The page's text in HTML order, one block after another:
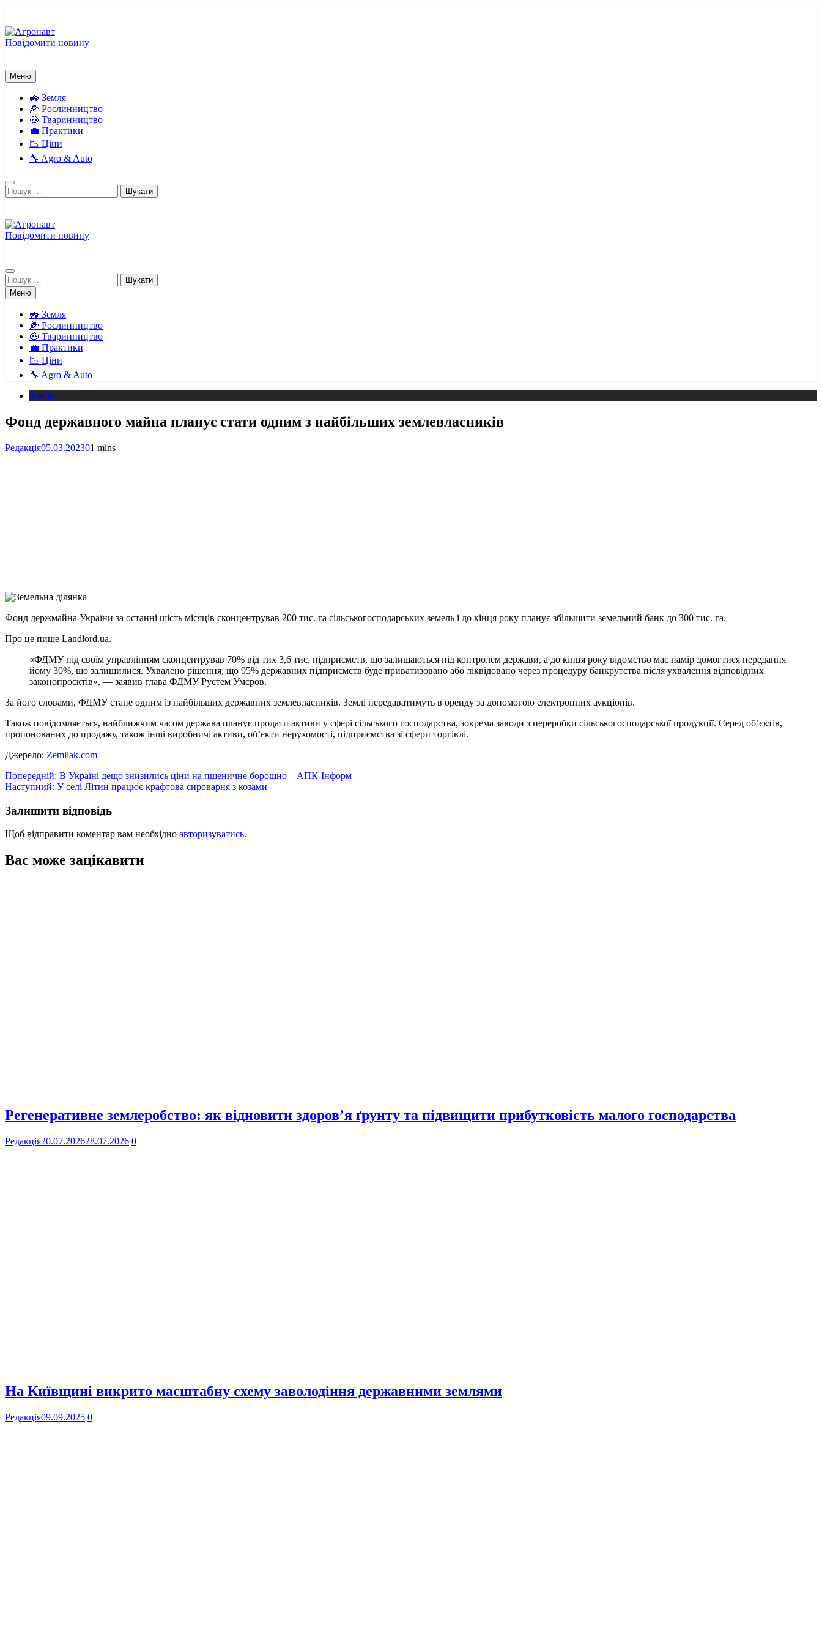
вмісту
Повідомити новину
Меню
🚜 Земля
🌽 Рослинництво
🐽 Тваринництво
💼 Практики
📉 Ціни
🔧 Agro & Auto
Пошук:
Повідомити новину
Пошук:
Меню
🚜 Земля
🌽 Рослинництво
🐽 Тваринництво
💼 Практики
📉 Ціни
🔧 Agro & Auto
Земля
Фонд державного майна планує стати одним з найбільших землевласників
Редакція05.03.202301 mins
Link
Print
Фонд держмайна України за останні шість місяців сконцентрував 200 тис. га сільськогосподарських земель і до кінця року планує збільшити земельний банк до 300 тис. га.
Про це пише Landlord.ua.
«ФДМУ під своїм управлінням сконцентрував 70% від тих 3,6 тис. підприємств, що залишаються під контролем держави, а до кінця року відомство має намір домогтися передання
йому 30%, що залишилися. Ухвалено рішення, що 95% державних підприємств буде приватизовано або ліквідовано через процедуру банкрутства після ухвалення відповідних
законопроєктів», — заявив глава ФДМУ Рустем Умєров.
За його словами, ФДМУ стане одним із найбільших державних землевласників. Землі передаватимуть в оренду за допомогою електронних аукціонів.
Також повідомляється, найближчим часом держава планує продати активи у сфері сільського господарства, зокрема заводи з переробки сільськогосподарської продукції. Серед об’єктів,
пропонованих до продажу, також інші виробничі активи, об’єкти нерухомості, підприємства зі сфери торгівлі.
Джерело: Zemliak.com
Навігація
записів
Попередній: В Україні дещо знизились ціни на пшеничне борошно – АПК-Інформ
Наступний: У селі Літин працює крафтова сироварня з козами
Залишити відповідь
Щоб відправити коментар вам необхідно авторизуватись.
Вас може зацікавити
Регенеративне землеробство: як відновити здоров’я ґрунту та підвищити прибутковість малого господарства
Редакція20.07.202628.07.2026 0
На Київщині викрито масштабну схему заволодіння державними землями
Редакція09.09.2025 0